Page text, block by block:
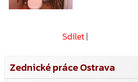
Sdílet|
Zednické práce Ostrava